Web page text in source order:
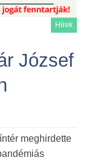
Hírek
József
meghirdette